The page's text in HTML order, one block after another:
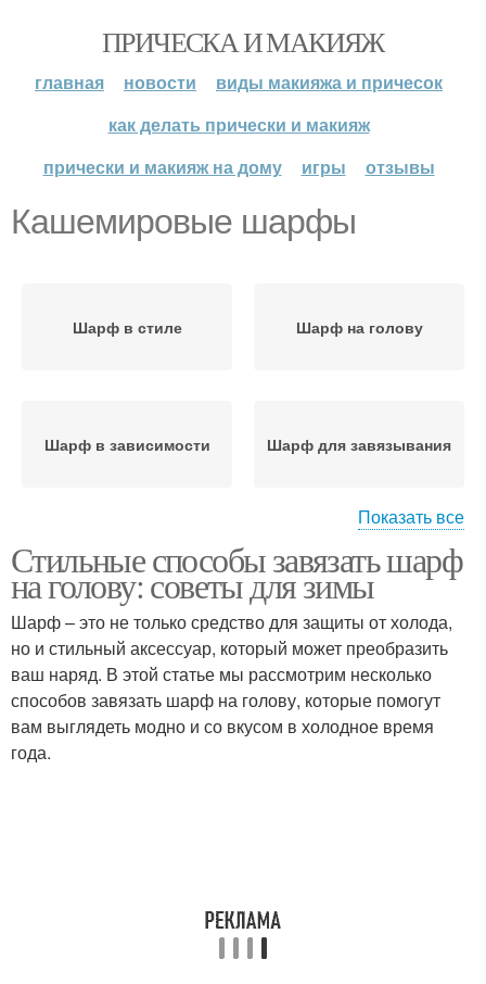
ПРИЧЕСКА И МАКИЯЖ
главная новости
виды макияжа и причесок
как делать прически и макияж
прически и макияж на дому
игры отзывы
Кашемировые шарфы
Шарф в стиле Шарф на голову
Шарф в зависимости Шарф для завязывания
Вязаные шарфы Шарф на голове
Пальто с шарфом
Шарф для черного
пальто
Показать все
Стильные способы завязать шарф
на голову: советы для зимы
Шарф – это не только средство для защиты от холода,
но и стильный аксессуар, который может преобразить
ваш наряд. В этой статье мы рассмотрим несколько
способов завязать шарф на голову, которые помогут
вам выглядеть модно и со вкусом в холодное время
года.